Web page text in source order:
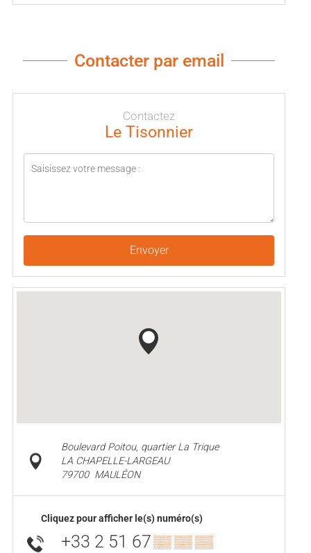
Contacter par email
Contactez
Le Tisonnier
Envoyer
Boulevard Poitou, quartier La Trique
LA CHAPELLE-LARGEAU
79700 MAULÉON
Cliquez pour afficher le(s) numéro(s)
+33 2 51 67▒▒ ▒▒ ▒▒